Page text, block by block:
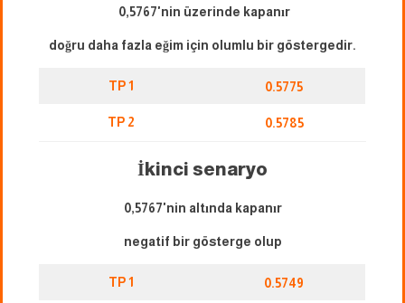
0,5767'nin üzerinde kapanır
doğru daha fazla eğim için olumlu bir göstergedir.
TP 1 0.5775
TP 2 0.5785
İkinci senaryo
0,5767'nin altında kapanır
negatif bir gösterge olup
TP 1 0.5749